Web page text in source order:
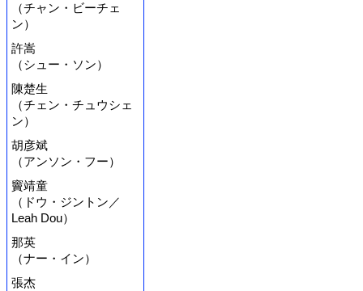
（チャン・ビーチェ
ン）
許嵩
（シュー・ソン）
陳楚生
（チェン・チュウシェ
ン）
胡彦斌
（アンソン・フー）
竇靖童
（ドウ・ジントン／
Leah Dou）
那英
（ナー・イン）
張杰